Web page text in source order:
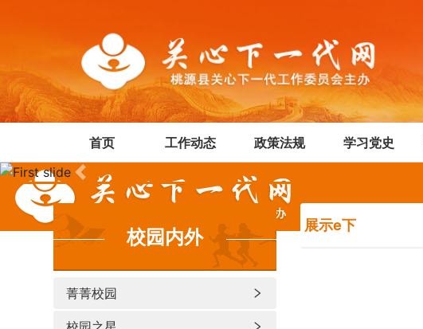
首页 工作动态 政策法规 学习党史
Previous
校园内外
菁菁校园
展示e下